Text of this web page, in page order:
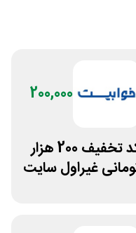
200,000
کد تخفیف 200 هزار
غیراول سایت